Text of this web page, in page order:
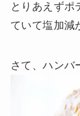
とりあえずポ
ていて塩加減
さて、ハン